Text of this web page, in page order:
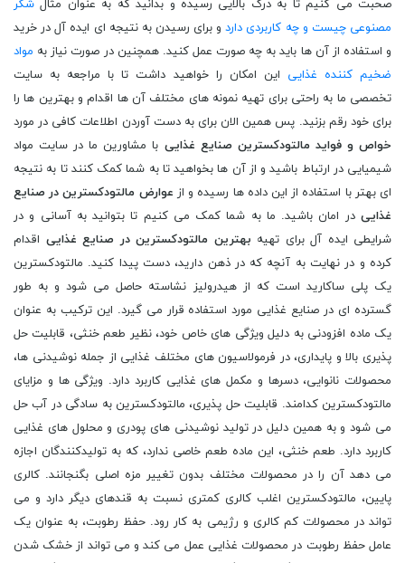
صحبت می کنیم تا به درک بالایی رسیده و بدانید که به عنوان مثال شکر
مصنوعی چیست و چه کاربردی داردو برای رسیدن به نتیجه ای ایده آل در خرید
و استفاده از آن ها باید به چه صورت عمل کنید. همچنین در صورت نیاز به مواد
ضخیم کننده غذایی این امکان را خواهید داشت تا با مراجعه به سایت
تخصصی ما به راحتی برای تهیه نمونه های مختلف آن ها اقدام و بهترین ها را
برای خود رقم بزنید. پس همین الان برای به دست آوردن اطلاعات کافی در مورد
خواص و فواید مالتودکسترین صنایع غذایی با مشاورین ما در سایت مواد
شیمیایی در ارتباط باشید و از آن ها بخواهید تا به شما کمک کنند تا به نتیجه
ای بهتر با استفاده از این داده ها رسیده و از عوارض مالتودکسترین در صنایع
غذایی در امان باشید. ما به شما کمک می کنیم تا بتوانید به آسانی و در
شرایطی ایده آل برای تهیه بهترین مالتودکسترین در صنایع غذایی اقدام
کرده و در نهایت به آنچه که در ذهن دارید، دست پیدا کنید. مالتودکسترین
یک پلی ساکارید است که از هیدرولیز نشاسته حاصل می شود و به طور
گسترده ای در صنایع غذایی مورد استفاده قرار می گیرد. این ترکیب به عنوان
یک ماده افزودنی به دلیل ویژگی های خاص خود، نظیر طعم خنثی، قابلیت حل
پذیری بالا و پایداری، در فرمولاسیون های مختلف غذایی از جمله نوشیدنی ها،
محصولات نانوایی، دسرها و مکمل های غذایی کاربرد دارد. ویژگی ها و مزایای
مالتودکسترین کدامند. قابلیت حل پذیری، مالتودکسترین به سادگی در آب حل
می شود و به همین دلیل در تولید نوشیدنی های پودری و محلول های غذایی
کاربرد دارد. طعم خنثی، این ماده طعم خاصی ندارد، که به تولیدکنندگان اجازه
می دهد آن را در محصولات مختلف بدون تغییر مزه اصلی بگنجانند. کالری
پایین، مالتودکسترین اغلب کالری کمتری نسبت به قندهای دیگر دارد و می
تواند در محصولات کم کالری و رژیمی به کار رود. حفظ رطوبت، به عنوان یک
عامل حفظ رطوبت در محصولات غذایی عمل می کند و می تواند از خشک شدن